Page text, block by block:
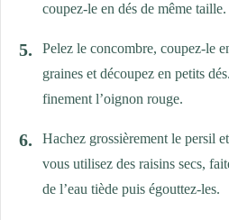
coupez-le en dés de même taille.
Pelez le concombre, coupez-le
graines et découpez en petits
finement l’oignon rouge.
Hachez grossièrement le persil
vous utilisez des raisins secs,
de l’eau tiède puis égouttez-les.